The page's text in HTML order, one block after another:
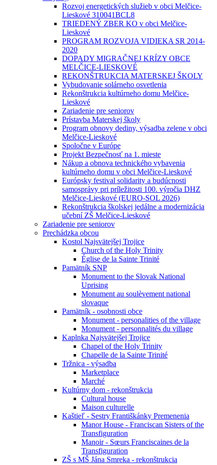
Rozvoj energetických služieb v obci Melčice-
Lieskové 310041BCL8
TRIEDENÝ ZBER KO v obci Melčice-
Lieskové
PROGRAM ROZVOJA VIDIEKA SR 2014-
2020
DOPADY MIGRAČNEJ KRÍZY OBCE
MELČICE-LIESKOVÉ
REKONŠTRUKCIA MATERSKEJ ŠKOLY
Vybudovanie solárneho osvetlenia
Rekonštrukcia kultúrneho domu Melčice-
Lieskové
Zariadenie pre seniorov
Prístavba Materskej školy
Program obnovy dediny, výsadba zelene v obci
Melčice-Lieskové
Spoločne v Európe
Projekt Bezpečnosť na 1. mieste
Nákup a obnova technického vybavenia
kultúrneho domu v obci Melčice-Lieskové
Európsky festival solidarity a budúcnosti
samosprávy pri príležitosti 100. výročia DHZ
Melčice-Lieskové (EURO-SOL 2026)
Rekonštrukcia školskej jedálne a modernizácia
učební ZŠ Melčice-Lieskové
Zariadenie pre seniorov
Prechádzka obcou
Kostol Najsvätejšej Trojice
Church of the Holy Trinity
Église de la Sainte Trinité
Pamätník SNP
Monument to the Slovak National
Uprising
Monument au soulèvement national
slovaque
Pamätník - osobnosti obce
Monument - personalities of the village
Monument - personnalités du village
Kaplnka Najsvätejšej Trojice
Chapel of the Holy Trinity
Chapelle de la Sainte Trinité
Tržnica - výsadba
Marketplace
Marché
Kultúrny dom - rekonštrukcia
Cultural house
Maison culturelle
Kaštieľ - Sestry Františkánky Premenenia
Manor House - Franciscan Sisters of the
Transfiguration
Manoir - Sœurs Franciscaines de la
Transfiguration
ZŠ s MŠ Jána Smreka - rekonštrukcia